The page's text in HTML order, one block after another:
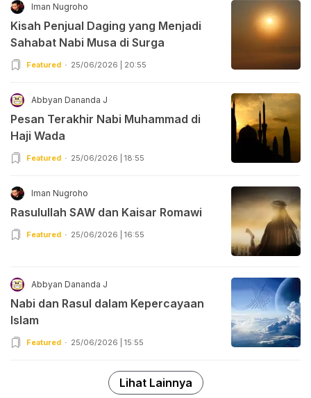
Iman Nugroho
Kisah Penjual Daging yang Menjadi
Sahabat Nabi Musa di Surga
Featured 25/06/2026 | 20:55
Abbyan Dananda J
Pesan Terakhir Nabi Muhammad di
Haji Wada
Featured 25/06/2026 | 18:55
Iman Nugroho
Rasulullah SAW dan Kaisar Romawi
Featured 25/06/2026 | 16:55
Abbyan Dananda J
Nabi dan Rasul dalam Kepercayaan
Islam
Featured 25/06/2026 | 15:55
Lihat Lainnya